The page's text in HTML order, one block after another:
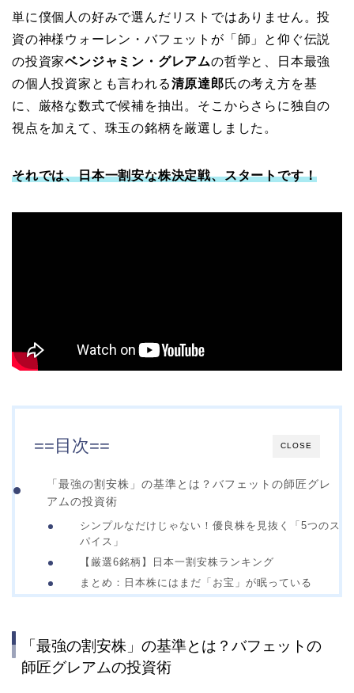
単に僕個人の好みで選んだリストではありません。投
資の神様ウォーレン・バフェットが「師」と仰ぐ伝説
の投資家ベンジャミン・グレアムの哲学と、日本最強
の個人投資家とも言われる清原達郎氏の考え方を基
に、厳格な数式で候補を抽出。そこからさらに独自の
視点を加えて、珠玉の銘柄を厳選しました。
それでは、日本一割安な株決定戦、スタートです！
CLOSE
==目次==
「最強の割安株」の基準とは？バフェットの師匠グレ
アムの投資術
シンプルなだけじゃない！優良株を見抜く「5つのス
パイス」
【厳選6銘柄】日本一割安株ランキング
まとめ：日本株にはまだ「お宝」が眠っている
「最強の割安株」の基準とは？バフェットの
師匠グレアムの投資術